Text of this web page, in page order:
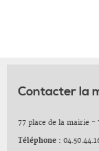
Contacter la
77 place de la mairie -
Téléphone :